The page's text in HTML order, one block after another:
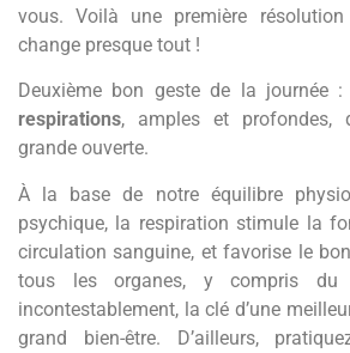
vous. Voilà une première
change presque tout !
Deuxième bon geste de la journée
respirations, amples et profondes,
grande ouverte.
À la base de notre équilibre
psychique, la respiration stimule la
circulation sanguine, et favorise le
tous les organes, y compris du
incontestablement, la clé d’une
grand bien-être. D’ailleurs,